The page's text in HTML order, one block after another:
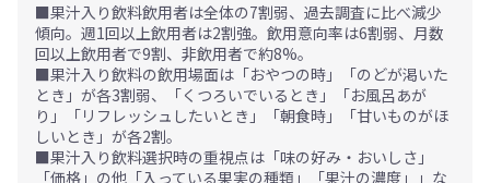
■果汁入り飲料飲用者は全体の7割弱、過去調査に比べ減少
傾向。週1回以上飲用者は2割強。飲用意向率は6割弱、月数
回以上飲用者で9割、非飲用者で約8%。
■果汁入り飲料の飲用場面は「おやつの時」「のどが渇いた
とき」が各3割弱、「くつろいでいるとき」「お風呂あが
り」「リフレッシュしたいとき」「朝食時」「甘いものがほ
しいとき」が各2割。
■果汁入り飲料選択時の重視点は「味の好み・おいしさ」
「価格」の他「入っている果実の種類」「果汁の濃度」」な